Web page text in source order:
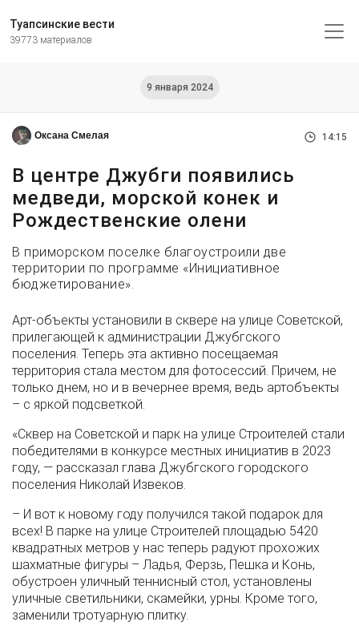
Туапсинские вести
39773 материалов
9 января 2024
Оксана Смелая 14:15
В центре Джубги появились
медведи, морской конек и
Рождественские олени
В приморском поселке благоустроили две
территории по программе «Инициативное
бюджетирование».
Арт-объекты установили в сквере на улице Советской,
прилегающей к администрации Джубгского
поселения. Теперь эта активно посещаемая
территория стала местом для фотосессий. Причем, не
только днем, но и в вечернее время, ведь артобъекты
– с яркой подсветкой.
«Сквер на Советской и парк на улице Строителей стали
победителями в конкурсе местных инициатив в 2023
году, — рассказал глава Джубгского городского
поселения Николай Извеков.
– И вот к новому году получился такой подарок для
всех! В парке на улице Строителей площадью 5420
квадратных метров у нас теперь радуют прохожих
шахматные фигуры – Ладья, Ферзь, Пешка и Конь,
обустроен уличный теннисный стол, установлены
уличные светильники, скамейки, урны. Кроме того,
заменили тротуарную плитку.